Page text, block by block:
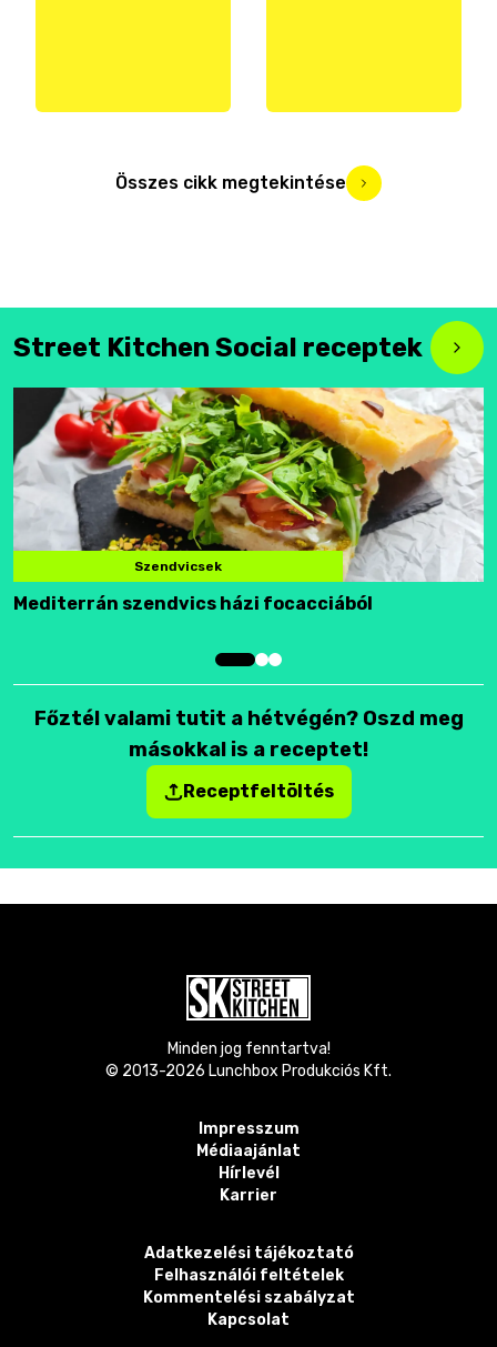
Összes cikk megtekintése
Street Kitchen Social receptek
Szendvicsek
Mediterrán szendvics házi focacciából
Főztél valami tutit a hétvégén? Oszd meg
másokkal is a receptet!
Receptfeltöltés
Minden jog fenntartva!
© 2013-2026 Lunchbox Produkciós Kft.
Impresszum
Médiaajánlat
Hírlevél
Karrier
Adatkezelési tájékoztató
Felhasználói feltételek
Kommentelési szabályzat
Kapcsolat